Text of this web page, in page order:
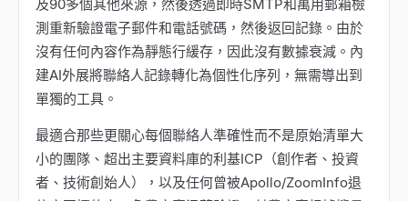
及90多個其他來源，然後透過即時SMTP和萬用郵箱檢
測重新驗證電子郵件和電話號碼，然後返回記錄。由於
沒有任何內容作為靜態行緩存，因此沒有數據衰減。內
建AI外展將聯絡人記錄轉化為個性化序列，無需導出到
單獨的工具。
最適合那些更關心每個聯絡人準確性而不是原始清單大
小的團隊、超出主要資料庫的利基ICP（創作者、投資
者、技術創始人），以及任何曾被Apollo/ZoomInfo退